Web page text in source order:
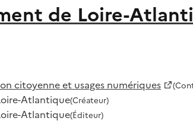
de Loire-
citoyenne et usages numériques
Atlantique(Créateur)
Atlantique(Éditeur)